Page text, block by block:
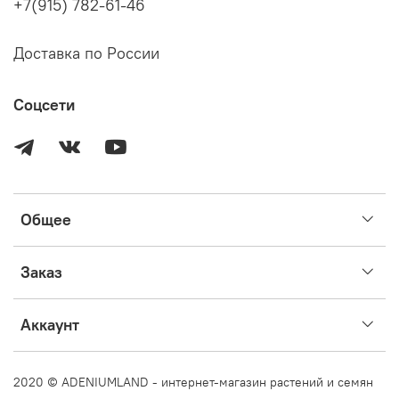
вы прочитали информацию выше и готовы приобрести
Общее
Заказ
Аккаунт
+7(915) 782-61-46
Доставка по России
Соцсети
2020 © ADENIUMLAND - интернет-магазин растений и семян